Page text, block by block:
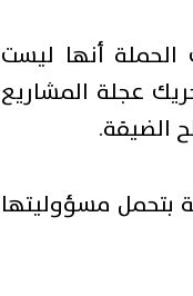
أنها ليست
عجلة المشاريع
الضيقة.
بتحمل مسؤوليتها